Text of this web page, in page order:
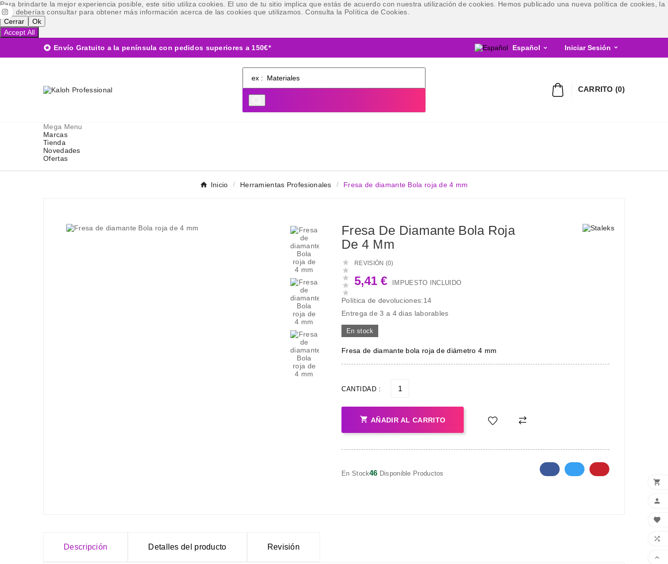
Para brindarte la mejor experiencia posible, este sitio utiliza cookies. El uso de tu sitio implica que estás de acuerdo con nuestra utilización de cookies. Hemos publicado una nueva política de cookies, la
cual deberías consultar para obtener más información acerca de las cookies que utilizamos. Consulta la Política de Cookies.
Cerrar
Ok
Accept All
 Envío Gratuito a la península con pedidos superiores a 150€* Español  Iniciar Sesión 
CARRITO(0)
Mega Menu
Marcas
Tienda
Novedades
Ofertas
Inicio Herramientas Profesionales Fresa de diamante Bola roja de 4 mm
Fresa De Diamante Bola Roja
De 4 Mm





REVISIÓN (0)
5,41 € IMPUESTO INCLUIDO
Política de devoluciones:14
Entrega de 3 a 4 dias laborables
En stock
Fresa de diamante bola roja de diámetro 4 mm
CANTIDAD :
 AÑADIR AL CARRITO
En Stock46 Disponible Productos
Descripción Detalles del producto Revisión




